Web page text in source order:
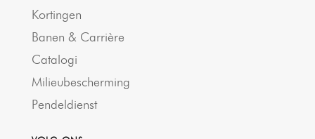
Kortingen
Banen & Carrière
Catalogi
Milieubescherming
Pendeldienst